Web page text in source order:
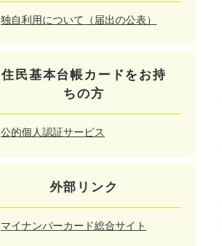
独自利用について（届出の公表）
住民基本台帳カードをお持
ちの方
公的個人認証サービス
外部リンク
マイナンバーカード総合サイト